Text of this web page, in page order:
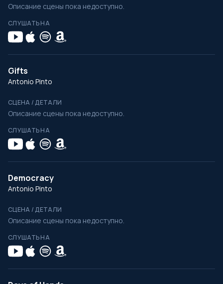
Описание сцены пока недоступно.
СЛУШАТЬ НА
Gifts
Antonio Pinto
СЦЕНА / ДЕТАЛИ
Описание сцены пока недоступно.
СЛУШАТЬ НА
Democracy
Antonio Pinto
СЦЕНА / ДЕТАЛИ
Описание сцены пока недоступно.
СЛУШАТЬ НА